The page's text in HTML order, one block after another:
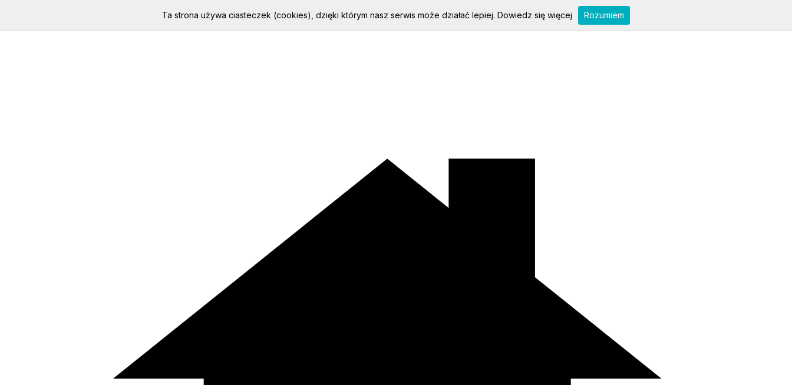
Ta strona używa ciasteczek (cookies), dzięki którym nasz serwis może działać lepiej. Dowiedz się więcej Rozumiem